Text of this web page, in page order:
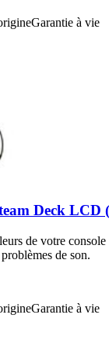
Garantie à vie
Deck LCD
de votre
de son.
Garantie à vie